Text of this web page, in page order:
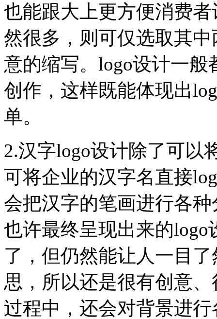
也能跟大上更方便消费
然很多，则可仅选取其
意的缩写。logo设计一
创作，这样既能体现出
单。
2.汉字logo设计除了可以
可将企业的汉字名直接
会把汉字的笔画进行各
也许最终呈现出来的
了，但仍然能让人一目
思，所以还是很有创意
过程中，还会对背景进